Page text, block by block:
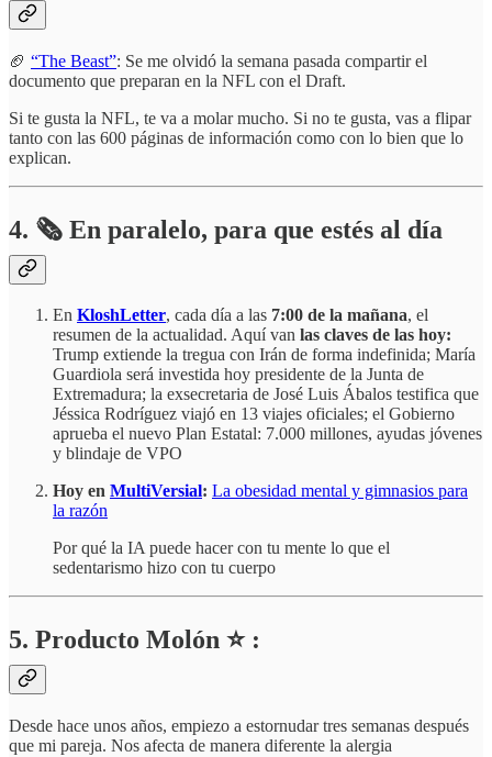
🏈 “The Beast”: Se me olvidó la semana pasada compartir el
documento que preparan en la NFL con el Draft.
Si te gusta la NFL, te va a molar mucho. Si no te gusta, vas a flipar
tanto con las 600 páginas de información como con lo bien que lo
explican.
4. 🗞️ En paralelo, para que estés al día
En KloshLetter, cada día a las 7:00 de la mañana, el
resumen de la actualidad. Aquí van las claves de las hoy:
Trump extiende la tregua con Irán de forma indefinida; María
Guardiola será investida hoy presidente de la Junta de
Extremadura; la exsecretaria de José Luis Ábalos testifica que
Jéssica Rodríguez viajó en 13 viajes oficiales; el Gobierno
aprueba el nuevo Plan Estatal: 7.000 millones, ayudas jóvenes
y blindaje de VPO
Hoy en MultiVersial: La obesidad mental y gimnasios para
la razón
Por qué la IA puede hacer con tu mente lo que el
sedentarismo hizo con tu cuerpo
5. Producto Molón ⭐ :
Desde hace unos años, empiezo a estornudar tres semanas después
que mi pareja. Nos afecta de manera diferente la alergia